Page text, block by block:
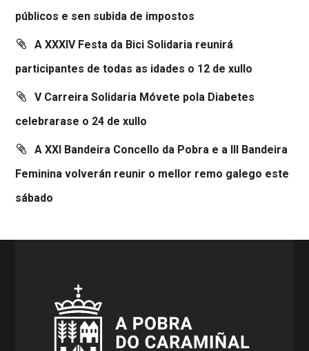
públicos e sen subida de impostos
A XXXIV Festa da Bici Solidaria reunirá
participantes de todas as idades o 12 de xullo
V Carreira Solidaria Móvete pola Diabetes
celebrarase o 24 de xullo
A XXI Bandeira Concello da Pobra e a III Bandeira
Feminina volverán reunir o mellor remo galego este
sábado